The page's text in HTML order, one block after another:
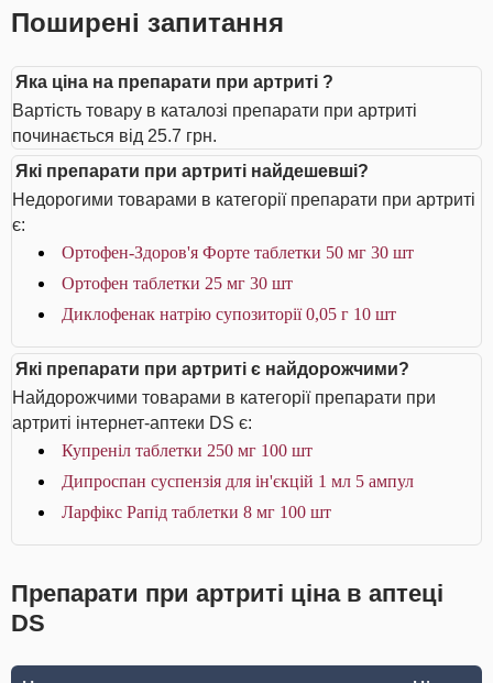
Поширені запитання
Яка ціна на препарати при артриті ?
Вартість товару в каталозі препарати при артриті
починається від 25.7 грн.
Які препарати при артриті найдешевші?
Недорогими товарами в категорії препарати при артриті
є:
Ортофен-Здоров'я Форте таблетки 50 мг 30 шт
Ортофен таблетки 25 мг 30 шт
Диклофенак натрію супозиторії 0,05 г 10 шт
Які препарати при артриті є найдорожчими?
Найдорожчими товарами в категорії препарати при
артриті інтернет-аптеки DS є:
Купреніл таблетки 250 мг 100 шт
Дипроспан суспензія для ін'єкцій 1 мл 5 ампул
Ларфікс Рапід таблетки 8 мг 100 шт
Препарати при артриті ціна в аптеці
DS